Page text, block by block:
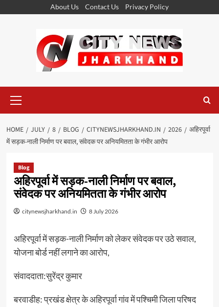
About Us Contact Us Privacy Policy
Menu
HOME JULY 8 BLOG CITYNEWSJHARKHAND.IN 2026
अहिरपूर्वा
में सड़क-नाली निर्माण पर बवाल, संवेदक पर अनियमितता के गंभीर आरोप
Blog
अहिरपूर्वा में सड़क-नाली निर्माण पर बवाल,
संवेदक पर अनियमितता के गंभीर आरोप
citynewsjharkhand.in 8 July 2026
अहिरपूर्वा में सड़क-नाली निर्माण को लेकर संवेदक पर उठे सवाल,
योजना बोर्ड नहीं लगाने का आरोप,
संवाददाता:सुरेंद्र कुमार
बरवाडीह: प्रखंड क्षेत्र के अहिरपूर्वा गांव में पश्चिमी जिला परिषद